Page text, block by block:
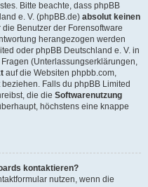
Bitte beachte, dass phpBB
e. V. (phpBB.de) absolut keinen
Benutzer der Forensoftware
herangezogen werden
oder phpBB Deutschland e. V. in
(Unterlassungserklärungen,
auf die Websiten phpbb.com,
Falls du phpBB Limited
die die Softwarenutzung
höchstens eine knappe
kontaktieren?
nutzen, wenn die